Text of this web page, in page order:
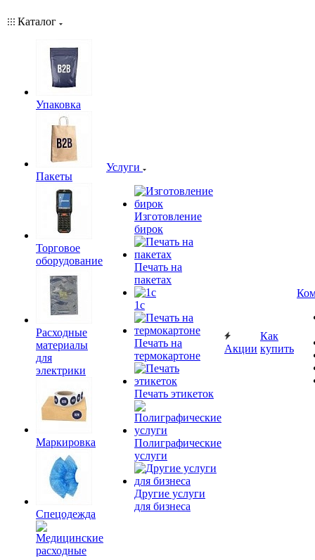
Каталог
Упаковка
Пакеты
Торговое
оборудование
Расходные
материалы
для
электрики
Маркировка
Спецодежда
Услуги
Изготовление
бирок
Печать на
пакетах
1c
Печать на
термокартоне
Печать этикеток
Полиграфические
услуги
Другие услуги
для бизнеса
Акции
Как
купить